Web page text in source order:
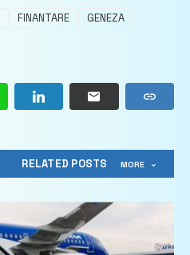
FINANTARE
GENEZA
RELATED POSTS MORE